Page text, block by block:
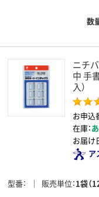
数
ニチ
中 手
入）
お申込
在庫：
お届け
ア
型番 販売単位 1袋（